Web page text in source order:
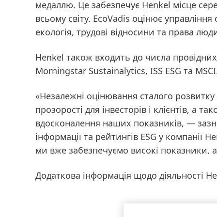
медаллю. Це забезпечує Henkel місце
всьому світу. EcoVadis оцінює
екологія, трудові відносини та права
Henkel також входить до числа
Morningstar Sustainalytics, ISS ESG та
«Незалежні оцінювання сталого
прозорості для інвесторів і клієнтів, а
вдосконалення наших показників, —
інформації та рейтингів ESG у
ми вже забезпечуємо високі показники,
Додаткова інформація щодо діяльності